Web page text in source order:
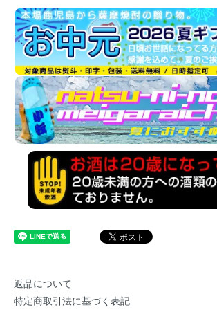
返品について
特定商取引法に基づく表記